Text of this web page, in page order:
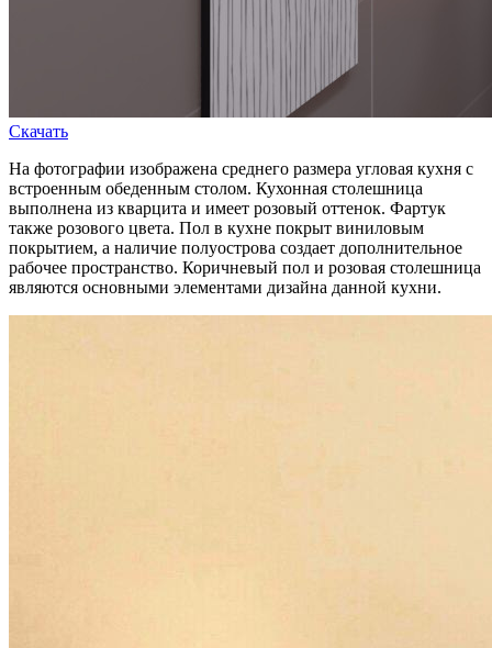
Скачать
На фотографии изображена среднего размера угловая кухня с
встроенным обеденным столом. Кухонная столешница
выполнена из кварцита и имеет розовый оттенок. Фартук
также розового цвета. Пол в кухне покрыт виниловым
покрытием, а наличие полуострова создает дополнительное
рабочее пространство. Коричневый пол и розовая столешница
являются основными элементами дизайна данной кухни.